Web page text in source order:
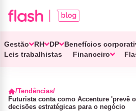
Gestão RH DP
Benefícios
Leis trabalhistas
Financeiro
Tendências
Futurista conta como Accenture 'prevê
decisões estratégicas para o negócio